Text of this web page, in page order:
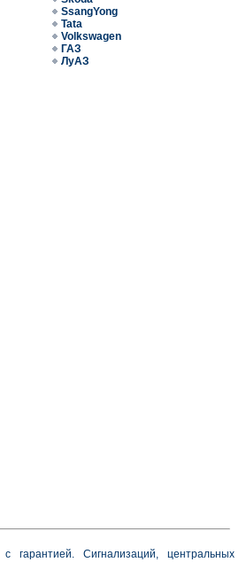
SsangYong
Tata
Volkswagen
ГАЗ
ЛуАЗ
гарантией. Сигнализаций, центральных